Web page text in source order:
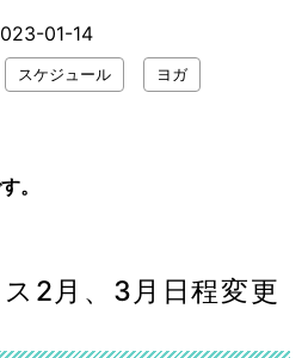
WEB予約
01-14
スケジュール ヨガ
。
2月、3月日程変更